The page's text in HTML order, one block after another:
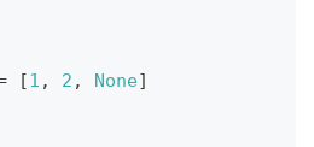
[1 , 2 , None]